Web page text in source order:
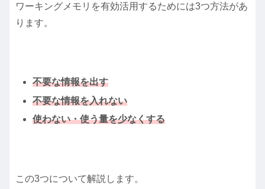
ワーキングメモリを有効活用するためには3つ方法があ
ります。
不要な情報を出す
不要な情報を入れない
使わない・使う量を少なくする
この3つについて解説します。